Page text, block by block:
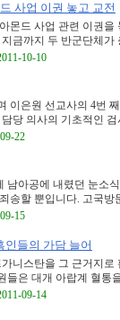
사업 이권 놓고 교전
몬드 사업 관련 이권
금까지 두 반군단체가
10-10
이은원 선교사의 4번
당 의사의 기초적인 검
22
남아공에 내렸던 눈소
송할 뿐입니다. 고국방
15
인들의 가담 늘어
니스탄을 그 근거지로
들은 대개 아랍계 혈통
09-14